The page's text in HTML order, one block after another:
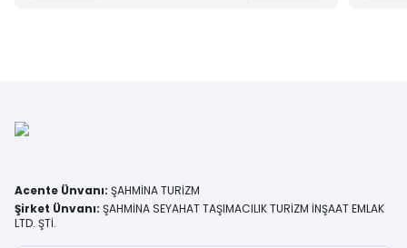
Acente Ünvanı: ŞAHMİNA TURİZM
Şirket Ünvanı: ŞAHMİNA SEYAHAT TAŞIMACILIK TURİZM İNŞAAT EMLAK
LTD. ŞTİ.